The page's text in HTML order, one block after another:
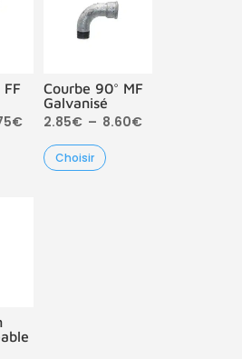
€Plage
prix :
Courbe 90° MF
Galvanisé
2.85€ – 8.60€Plage
Choisir